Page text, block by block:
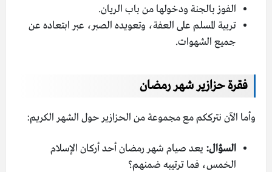
الفوز بالجنة ودخولها من باب الريان.
تربية المسلم على العفة، وتعويده الصبر، عبر ابتعاده عن
جميع الشهوات.
فقرة حزازير شهر رمضان
وأما الآن نترككم مع مجموعة من الحزازير حول الشهر الكريم:
السؤال: يعد صيام شهر رمضان أحد أركان الإسلام
الخمس، فما ترتيبه ضمنهم؟